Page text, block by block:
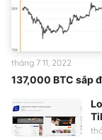
137,000 BTC sắp
tháng 7 11, 2022